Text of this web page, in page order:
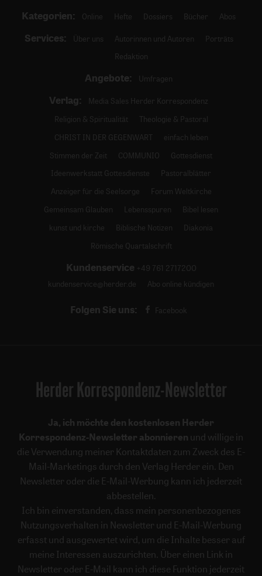
Kategorien: Online Hefte Dossiers Bücher Abos
Services: Über uns Autorinnen und Autoren
Porträts
Redaktion
Angebote: Umfragen
Verlag:
Media Sales Herder Korrespondenz
Religion & Spiritualität
Theologie & Pastoral
CHRIST IN DER GEGENWART
einfach leben
Stimmen der Zeit
COMMUNIO
Gottesdienst
Ideenwerkstatt Gottesdienste
Pastoralblätter
Anzeiger für die Seelsorge
Forum Weltkirche
Gemeinsam Glauben
Lebensspuren
Bibel lesen
kunst und kirche
Biblische Notizen
Diakonia
Römische Quartalschrift
Kundenservice +49 761 2717200
kundenservice@herder.de
Abo online kündigen
Folgen Sie uns: Facebook
Herder Korrespondenz-Newsletter
Ja, ich möchte den kostenlosen Herder
Korrespondenz-Newsletter abonnieren und willige in
die Verwendung meiner Kontaktdaten zum Zweck des E-
Mail-Marketings durch den Verlag Herder ein. Den
Newsletter oder die E-Mail-Werbung kann ich jederzeit
abbestellen.
Ich bin einverstanden, dass mein personenbezogenes
Nutzungsverhalten in Newsletter und E-Mail-Werbung
erfasst und ausgewertet wird, um die Inhalte besser auf
meine Interessen auszurichten. Über einen Link in
Newsletter oder E-Mail kann ich diese Funktion jederzeit